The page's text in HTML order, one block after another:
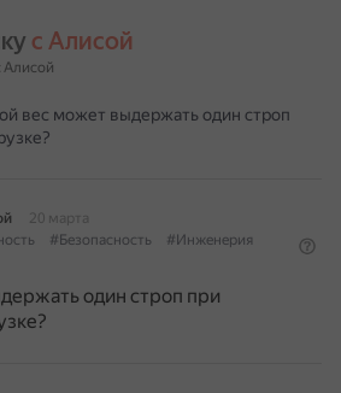
с Алисой
Алисой
вес может выдержать один строп
20 марта
#Безопасность
#Инженерия
один строп при